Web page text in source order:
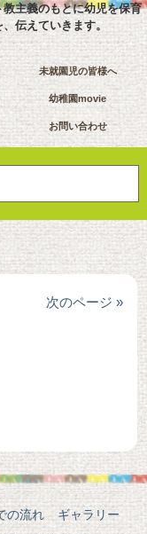
主義のもとに幼児を保育
伝えていきます。
未就園児の皆様へ
幼稚園movie
お問い合わせ
次のページ »
の流れ
ギャラリー